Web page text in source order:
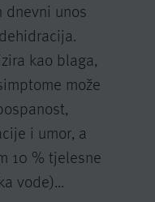
dnevni unos
kao blaga,
može
i umor, a
10 % tjelesne
vode)...